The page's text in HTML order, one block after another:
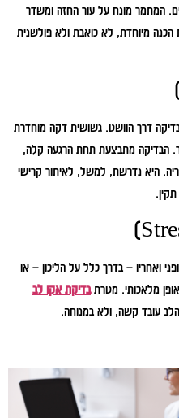
המתמר מונח על עור החזה ומשדר
מיוחדת, לא כואבת ולא פולשנית
דרך הוושט. גשושית דקה מוחדרת
הבדיקה מתבצעת תחת הרגעה קלה,
ב-24 השעות שלאחריה. היא נדרשת, למשל, לאיתור קרישי
ואחריו – בדרך כלל על הליכון – או
מלאכותי. מטרתבדיקת אקו לב
עובד קשה, ולא במנוחה.